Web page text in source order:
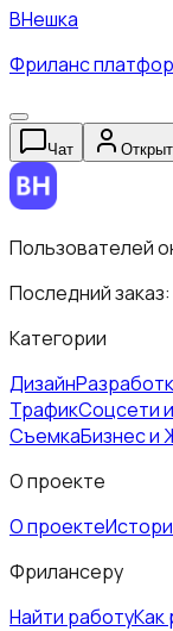
ВНешка
Фриланс
Чат
Пользователей
Последний заказ:
Категории
Дизайн
ТрафикСоцсети
СъемкаБизнес и
О проекте
О проекте
Фрилансеру
Найти работуКак